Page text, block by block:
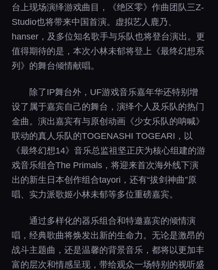
台上现场演绎游戏曲目，《绝区零》作曲团队三Z-
Studio也将带来中国首演。虚拟艺人鹿乃、
hanser，及多位知名歌手与乐队也将登台演出。更
值得期待的是，本次小林未郁将登上《最终幻想系
列》的舞台倾情献唱。
除了IP舞台外，UF游戏音乐嘉年华还特别增
设了属于嘉宾自己的舞台，演绎个人及乐队的热门
金曲。演出嘉宾有与原创动画《少女乐队的呐喊》
联动的真人乐队的TOGENASHI TOGEARI，以
《最终幻想14》音乐总监祖坚正庆为核心组建的游
戏音乐组合The Primals，将迎来首次海外线下演
出的新生日本创作组合tayori，还有“拔剑神曲”原
唱、实力派歌姬小林未郁等多位重磅嘉宾。
通过多样化的器乐组合和特邀嘉宾的倾情演
唱，经典歌曲将焕发出新的生命力。无论是激昂的
战斗主题曲，还是温馨的背景音乐，都将以更加丰
富的层次和情感呈现，带给观众一场特别的视听盛